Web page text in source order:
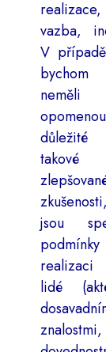
vazba,
V
neměli
důležité
takové
jsou
realizaci
lidé
znalostmi,